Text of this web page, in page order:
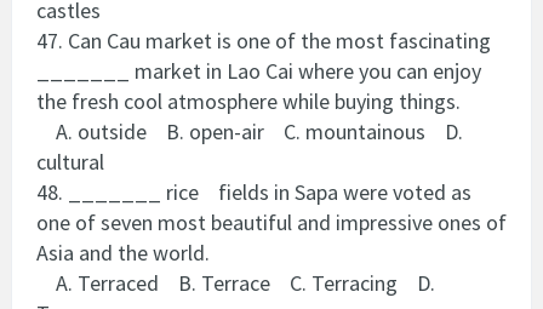
castles
47. Can Cau market is one of the most fascinating
_______ market in Lao Cai where you can enjoy
the fresh cool atmosphere while buying things.
A. outside B. open-air C. mountainous D.
cultural
48. _______ rice fields in Sapa were voted as
one of seven most beautiful and impressive ones of
Asia and the world.
A. Terraced B. Terrace C. Terracing D.